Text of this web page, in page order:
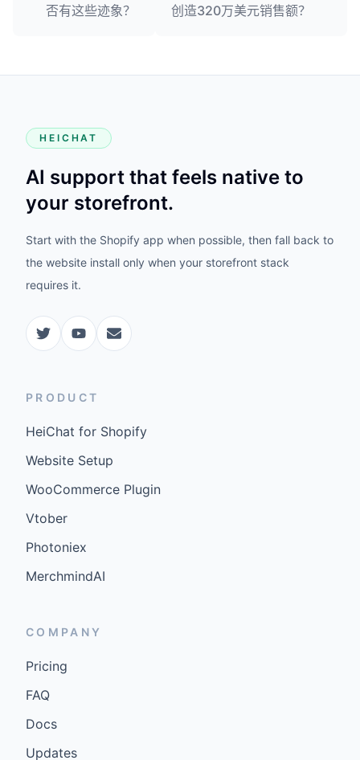
否有这些迹象？
创造320万美元销售额？
HEICHAT
AI support that feels native to
your storefront.
Start with the Shopify app when possible, then fall back to
the website install only when your storefront stack
requires it.
PRODUCT
HeiChat for Shopify
Website Setup
WooCommerce Plugin
Vtober
Photoniex
MerchmindAI
COMPANY
Pricing
FAQ
Docs
Updates